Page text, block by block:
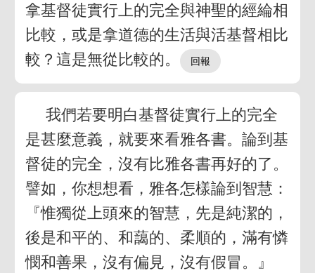
拿基督徒實行上的完全與神聖的經綸相
比較，或是拿道德的生活與活基督相比
較？這是無從比較的。
我們若要明白基督徒實行上的完全
是甚麼意義，就要來看雅各書。論到基
督徒的完全，沒有比雅各書再好的了。
譬如，你想想看，雅各怎樣論到智慧：
『惟獨從上頭來的智慧，先是純潔的，
後是和平的、和藹的、柔順的，滿有憐
憫和善果，沒有偏見，沒有假冒。』